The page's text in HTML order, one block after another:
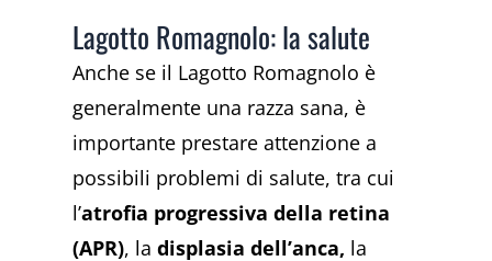
Lagotto Romagnolo: la salute
Anche se il Lagotto Romagnolo è
generalmente una razza sana, è
importante prestare attenzione a
possibili problemi di salute, tra cui
l’atrofia progressiva della retina
(APR), ladisplasia dell’anca, la